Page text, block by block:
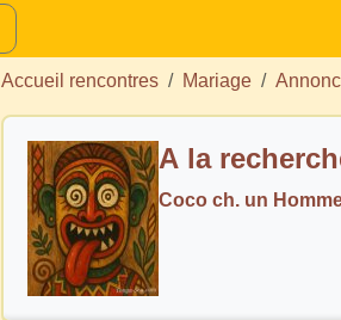
Accueil rencontres Mariage
A la
Coco ch. un